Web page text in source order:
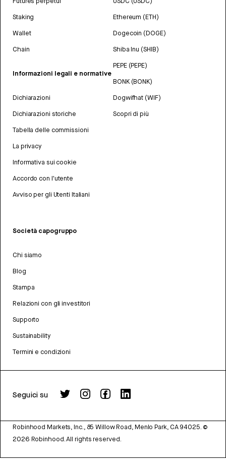
Staking
Wallet
Chain
Informazioni legali e normative
Dichiarazioni
Dichiarazioni storiche
Tabella delle commissioni
La privacy
Informativa sui cookie
Accordo con l'utente
Avviso per gli Utenti Italiani
Ethereum (ETH)
Dogecoin (DOGE)
Shiba Inu (SHIB)
PEPE (PEPE)
BONK (BONK)
Dogwifhat (WIF)
Scopri di più
Società capogruppo
Chi siamo
Blog
Stampa
Relazioni con gli investitori
Supporto
Sustainability
Termini e condizioni
Seguici su
Robinhood Markets, Inc., 85 Willow Road, Menlo Park, CA 94025. ©
2026 Robinhood. All rights reserved.